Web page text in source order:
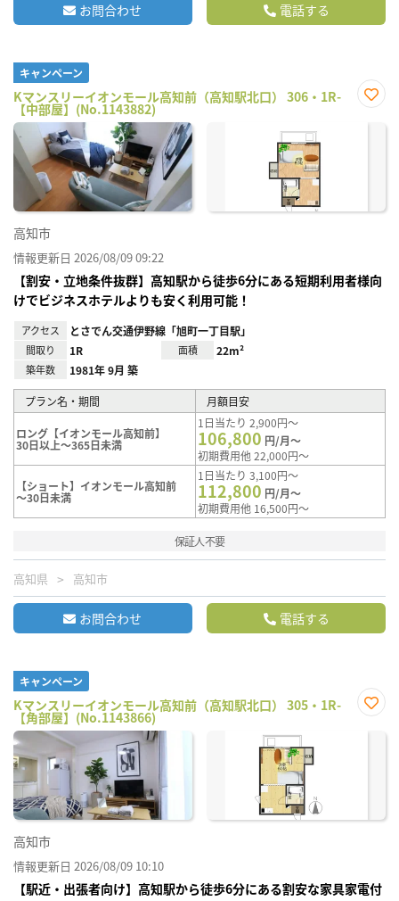
お問合わせ 電話する
キャンペーン
Kマンスリーイオンモール高知前（高知駅北口） 306・1R-
【中部屋】(No.1143882)
に入
高知市
情報更新日 2026/08/09 09:22
【割安・立地条件抜群】高知駅から徒歩6分にある短期利用者様向
けでビジネスホテルよりも安く利用可能！
アクセス とさでん交通伊野線「旭町一丁目駅」
間取り 1R 面積 22m²
築年数 1981年 9月 築
プラン名・期間 月額目安
ロング【イオンモール高知前】
30日以上～365日未満
1日当たり 2,900円～
106,800 円/月～
初期費用他 22,000円～
【ショート】イオンモール高知前
～30日未満
1日当たり 3,100円～
112,800 円/月～
初期費用他 16,500円～
保証人不要
高知県 高知市
お問合わせ 電話する
キャンペーン
Kマンスリーイオンモール高知前（高知駅北口） 305・1R-
【角部屋】(No.1143866)
に入
高知市
情報更新日 2026/08/09 10:10
【駅近・出張者向け】高知駅から徒歩6分にある割安な家具家電付